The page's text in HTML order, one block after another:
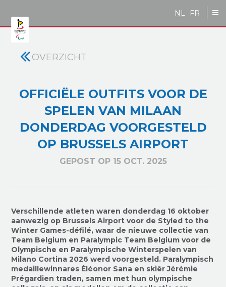
NL FR
OVERZICHT
OFFICIËLE OUTFITS VOOR DE
SPELEN VAN MILAAN
DONDERDAG VOORGESTELD
OP BRUSSELS AIRPORT
GEPOST OP 15 OCT. 2025
Verschillende atleten waren donderdag 16 oktober
aanwezig op Brussels Airport voor de Styled to the
Winter Games-défilé, waar de nieuwe collectie van
Team Belgium en Paralympic Team Belgium voor de
Olympische en Paralympische Winterspelen van
Milano Cortina 2026 werd voorgesteld. Paralympisch
medaillewinnares Éléonor Sana en skiër Jérémie
Prégardien traden, samen met hun olympische